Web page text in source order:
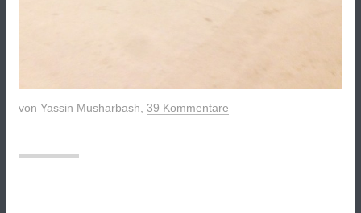
von Yassin Musharbash, 39 Kommentare